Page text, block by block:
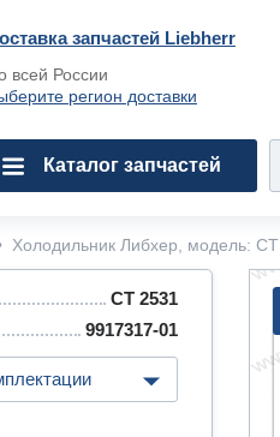
запчастей Liebherr
всей России
регион доставки
Каталог запчастей
Холодильник Либхер, модель:
CT 2531
9917317-01